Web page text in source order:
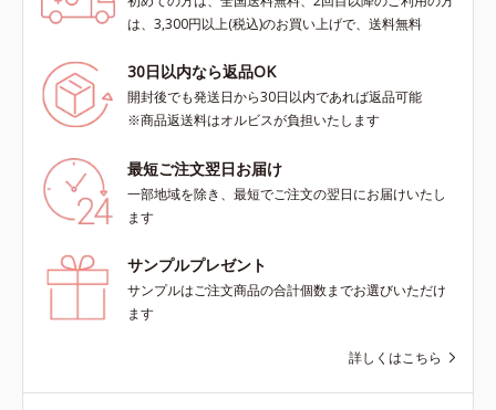
は、3,300円以上(税込)のお買い上げで、送料無料
30日以内なら返品OK
開封後でも発送日から30日以内であれば返品可能
※商品返送料はオルビスが負担いたします
最短ご注文翌日お届け
一部地域を除き、最短でご注文の翌日にお届けいたし
ます
サンプルプレゼント
サンプルはご注文商品の合計個数までお選びいただけ
ます
詳しくはこちら